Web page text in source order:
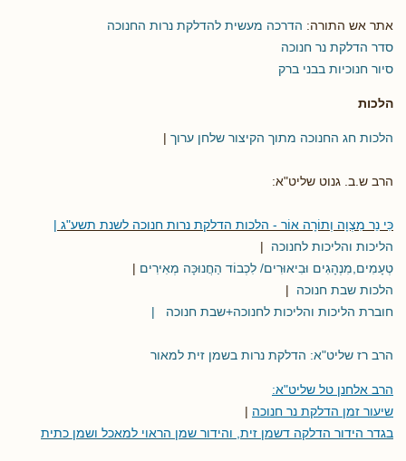
אתר אש התורה: הדרכה מעשית להדלקת נרות החנוכה
סדר הדלקת נר חנוכה
סיור חנוכיות בבני ברק
הלכות
הלכות חג החנוכה מתוך הקיצור שלחן ערוך |
הרב ש.ב. גנוט שליט"א:
כִּי נֵר מִצְוָה וְתוֹרָה אוֹר - הלכות הדלקת נרות חנוכה לשנת תשע"ג |
הליכות והליכות לחנוכה
|
טְעָמִים,מִנְהָגִים וּבִיאוּרִים/ לִכְבוֹד הַחֲנוּכָּה מְאִירִים |
הלכות שבת חנוכה |
חוברת הליכות והליכות לחנוכה+שבת חנוכה
|
הרב רז שליט"א: הדלקת נרות בשמן זית למאור
הרב אלחנן טל שליט"א:
שיעור זמן הדלקת נר חנוכה |
בגדר הידור הדלקה דשמן זית, והידור שמן הראוי למאכל ושמן כתית